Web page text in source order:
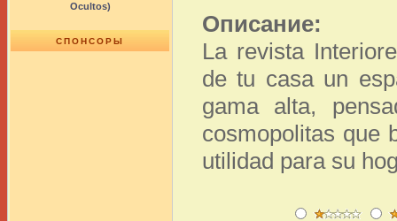
Ocultos)
СПОНСОРЫ
Описание:
La revista
de tu casa un
gama alta,
cosmopolitas que
utilidad para su